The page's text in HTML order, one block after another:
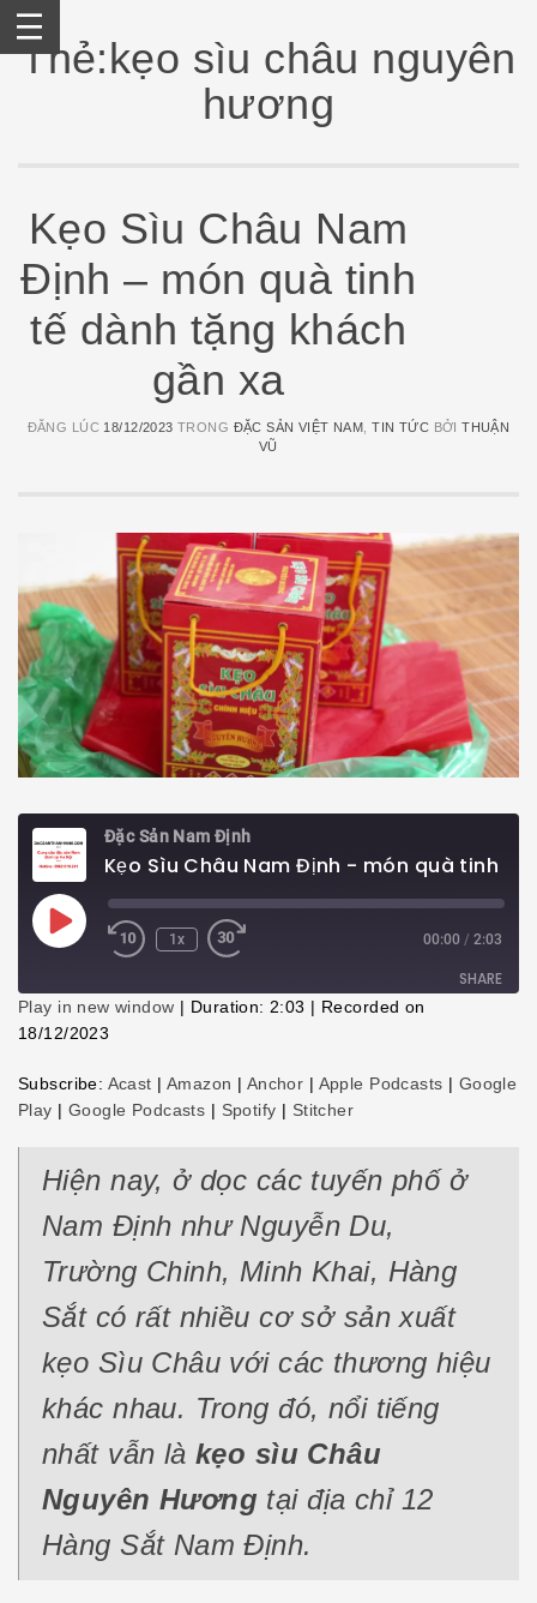
Skip
content
Thẻ:kẹo sìu châu nguyên
hương
Kẹo Sìu Châu Nam
Định – món quà tinh
tế dành tặng khách
gần xa
ĐĂNG LÚC 18/12/2023 TRONG ĐẶC SẢN VIỆT NAM ,TIN TỨC BỞITHUẬN
VŨ
Đặc Sản Nam Định
Play
Episode
1x 00:00 / 2:03
SHARE
SHARE
LINK
Play in new window | Duration: 2:03 | Recorded on
18/12/2023
Subscribe: Acast | Amazon | Anchor | Apple Podcasts | Google
Play | Google Podcasts | Spotify | Stitcher
Hiện nay, ở dọc các tuyến phố ở
Nam Định như Nguyễn Du,
Trường Chinh, Minh Khai, Hàng
Sắt có rất nhiều cơ sở sản xuất
kẹo Sìu Châu với các thương hiệu
khác nhau. Trong đó, nổi tiếng
nhất vẫn làkẹo sìu Châu
Nguyên Hương tại địa chỉ 12
Hàng Sắt Nam Định.